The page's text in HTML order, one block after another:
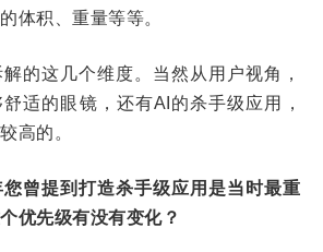
体积、重量等等。
的这几个维度。当然从用户视角，
适的眼镜，还有AI的杀手级应用，
高的。
曾提到打造杀手级应用是当时最重
优先级有没有变化？